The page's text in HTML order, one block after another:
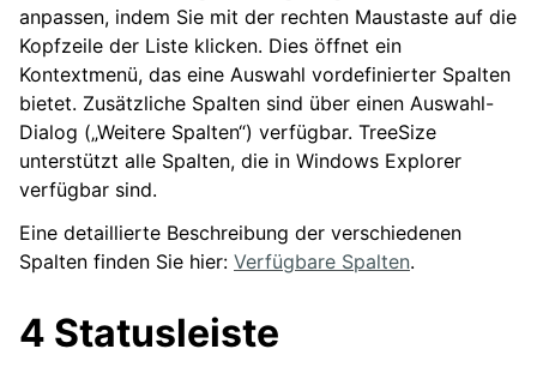
anpassen, indem Sie mit der rechten Maustaste auf die
Kopfzeile der Liste klicken. Dies öffnet ein
Kontextmenü, das eine Auswahl vordefinierter Spalten
bietet. Zusätzliche Spalten sind über einen Auswahl-
Dialog („Weitere Spalten“) verfügbar. TreeSize
unterstützt alle Spalten, die in Windows Explorer
verfügbar sind.
Eine detaillierte Beschreibung der verschiedenen
Spalten finden Sie hier: Verfügbare Spalten.
4 Statusleiste